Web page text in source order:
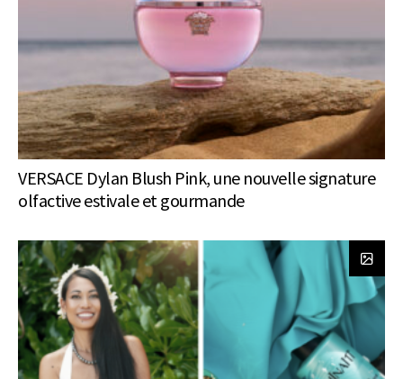
VERSACE Dylan Blush Pink, une nouvelle signature
olfactive estivale et gourmande